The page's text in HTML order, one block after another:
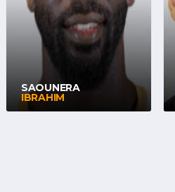
SAOUNERA
IBRAHIM